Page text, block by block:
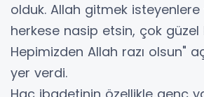
olduk. Allah gitmek
herkese nasip etsin, çok
Hepimizden Allah razı olsun"
yer verdi.